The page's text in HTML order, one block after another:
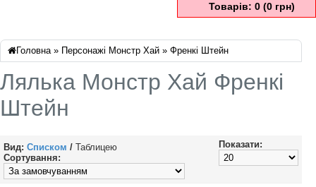
Товарів: 0 (0 грн)
Головна» Персонажі Монстр Хай » Френкі Штейн
Лялька Монстр Хай Френкі
Штейн
Вид: Списком / Таблицею
Показати:
Сортування: